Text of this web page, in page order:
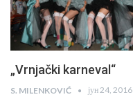
„Vrnjački karneval“
S. MILENKOVIĆ јун 24, 2016